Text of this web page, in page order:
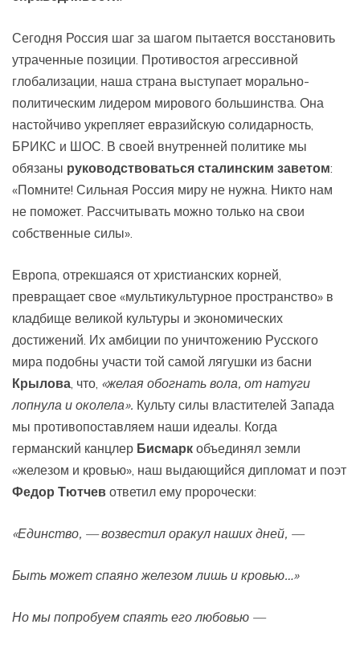
Сегодня Россия шаг за шагом пытается восстановить
утраченные позиции. Противостоя агрессивной
глобализации, наша страна выступает морально-
политическим лидером мирового большинства. Она
настойчиво укрепляет евразийскую солидарность,
БРИКС и ШОС. В своей внутренней политике мы
обязаны руководствоваться сталинским заветом:
«Помните! Сильная Россия миру не нужна. Никто нам
не поможет. Рассчитывать можно только на свои
собственные силы».
Европа, отрекшаяся от христианских корней,
превращает свое «мультикультурное пространство» в
кладбище великой культуры и экономических
достижений. Их амбиции по уничтожению Русского
мира подобны участи той самой лягушки из басни
Крылова , что, «желая обогнать вола, от натуги
лопнула и околела». Культу силы властителей Запада
мы противопоставляем наши идеалы. Когда
германский канцлер Бисмарк объединял земли
«железом и кровью», наш выдающийся дипломат и поэт
Федор Тютчев ответил ему пророчески:
«Единство, — возвестил оракул наших дней, —
Быть может спаяно железом лишь и кровью…»
Но мы попробуем спаять его любовью —